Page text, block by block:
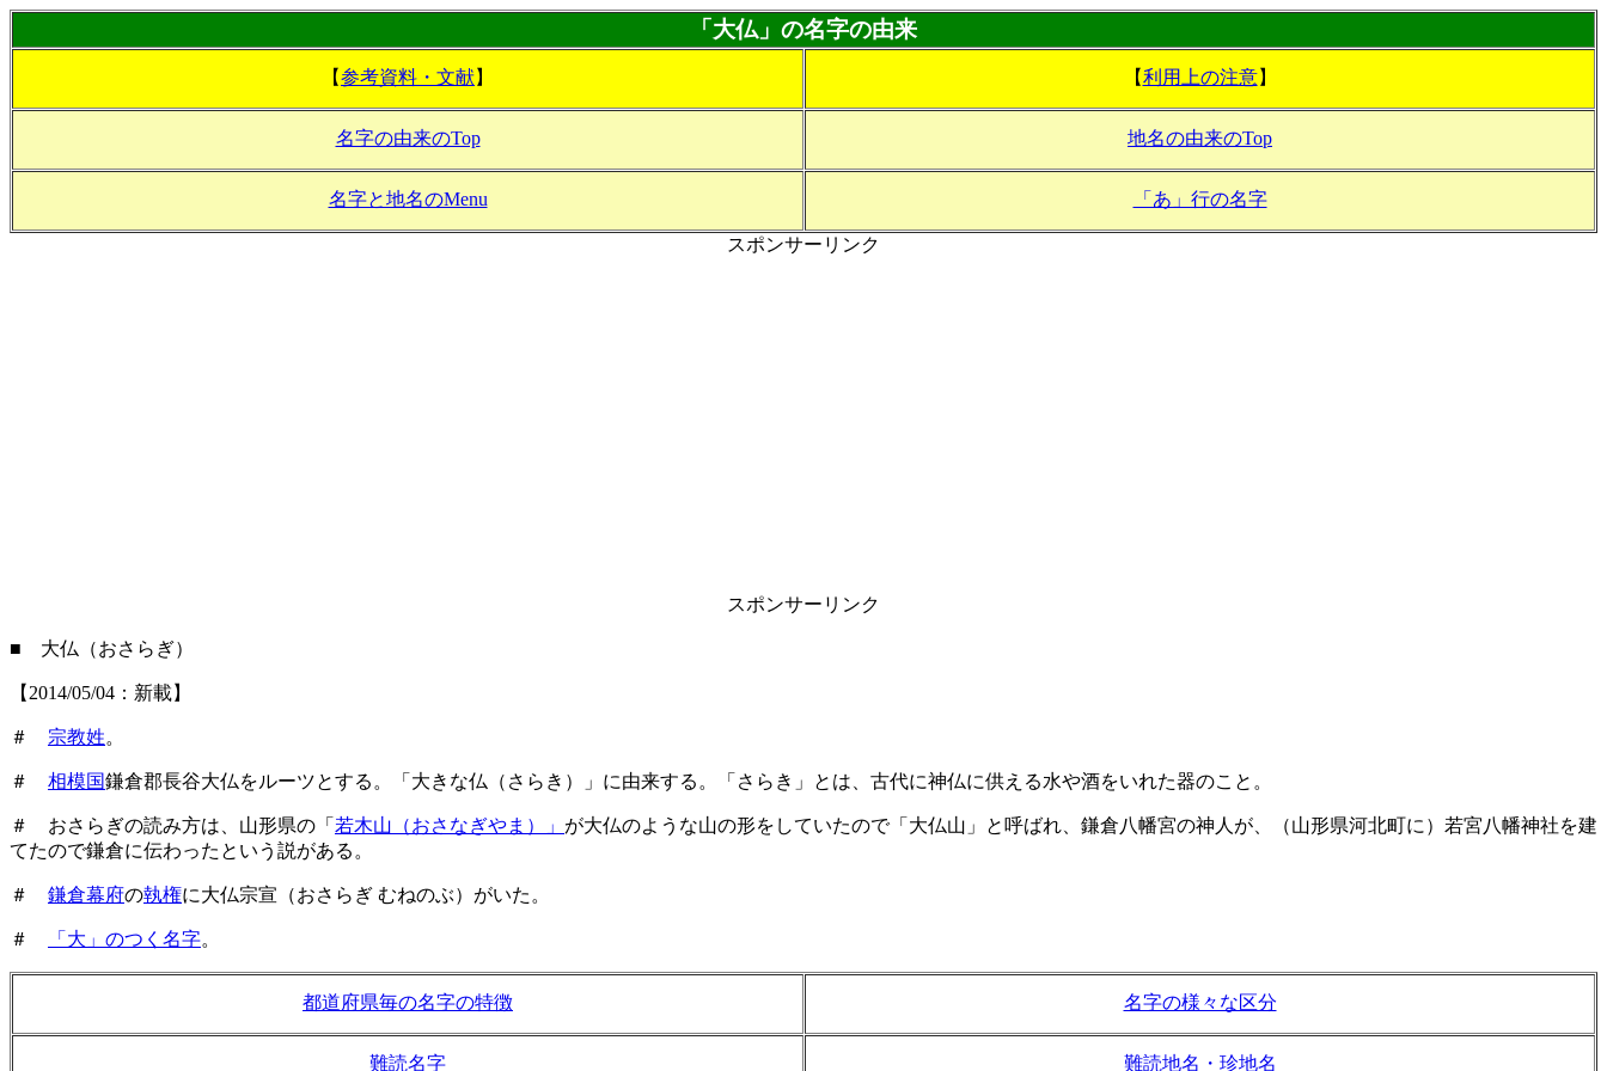
「大仏」の名字の由来
【参考資料・文献】 【利用上の注意】
名字の由来のTop 地名の由来のTop
名字と地名のMenu 「あ」行の名字
スポンサーリンク
スポンサーリンク
■ 大仏（おさらぎ）
【2014/05/04：新載】
＃ 宗教姓。
＃ 相模国鎌倉郡長谷大仏をルーツとする。「大きな仏（さらき）」に由来する。「さらき」とは、古代に神仏に供える水や酒をいれた器のこと。
＃ おさらぎの読み方は、山形県の「 若木山（おさなぎやま）」 が大仏のような山の形をしていたので「大仏山」と呼ばれ、鎌倉八幡宮の神人が、（山形県河北町に）若宮八幡神社を建
てたので鎌倉に伝わったという説がある。
＃ 鎌倉幕府の執権に大仏宗宣（おさらぎ むねのぶ）がいた。
＃ 「大」のつく名字。
都道府県毎の名字の特徴 名字の様々な区分
難読名字 難読地名・珍地名